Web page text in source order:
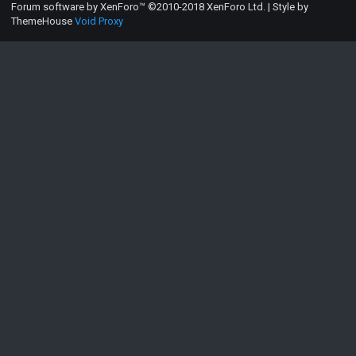
Forum software by XenForo™ ©2010-2018 XenForo Ltd. | Style by
ThemeHouse Void Proxy